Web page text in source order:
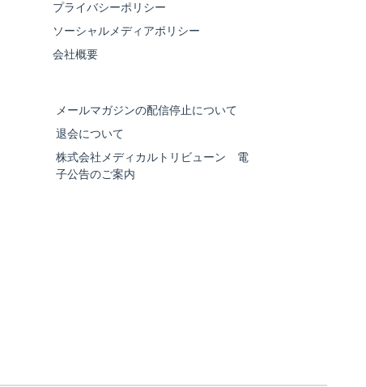
プライバシーポリシー
ソーシャルメディアポリシー
会社概要
メールマガジンの配信停止について
退会について
株式会社メディカルトリビューン 電
子公告のご案内